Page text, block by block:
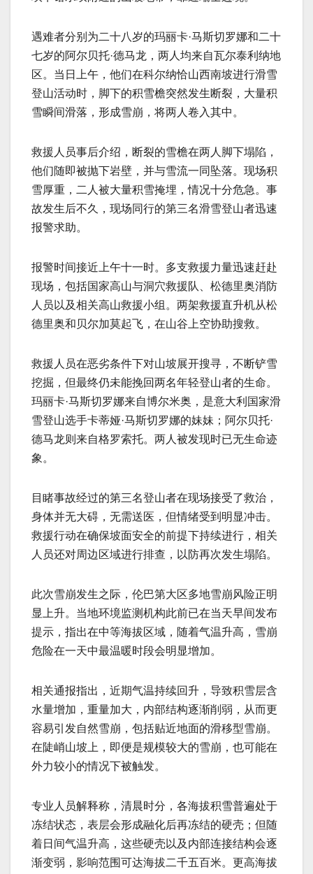
遇难者分别为二十八岁的玛丽卡·马斯切罗娜和二十
七岁的阿尔贝托·德马龙，两人均来自瓦尔泰利纳地
区。当日上午，他们在科尔纳恰山西南坡进行滑雪
登山活动时，脚下的积雪檐突然发生断裂，大量积
雪瞬间滑落，形成雪崩，将两人卷入其中。
救援人员事后介绍，断裂的雪檐在两人脚下塌陷，
他们随即被抛下岩壁，并与雪流一同坠落。现场积
雪厚重，二人被大量积雪掩埋，情况十分危急。事
故发生后不久，现场同行的第三名滑雪登山者迅速
报警求助。
报警时间接近上午十一时。多支救援力量迅速赶赴
现场，包括国家高山与洞穴救援队、松德里奥消防
人员以及相关高山救援小组。两架救援直升机从松
德里奥和贝尔加莫起飞，在山谷上空协助搜救。
救援人员在恶劣条件下对山坡展开搜寻，不断铲雪
挖掘，但最终仍未能挽回两名年轻登山者的生命。
玛丽卡·马斯切罗娜来自博尔米奥，是意大利国家滑
雪登山选手卡蒂娅·马斯切罗娜的妹妹；阿尔贝托·
德马龙则来自格罗索托。两人被发现时已无生命迹
象。
目睹事故经过的第三名登山者在现场接受了救治，
身体并无大碍，无需送医，但情绪受到明显冲击。
救援行动在确保坡面安全的前提下持续进行，相关
人员还对周边区域进行排查，以防再次发生塌陷。
此次雪崩发生之际，伦巴第大区多地雪崩风险正明
显上升。当地环境监测机构此前已在当天早间发布
提示，指出在中等海拔区域，随着气温升高，雪崩
危险在一天中最温暖时段会明显增加。
相关通报指出，近期气温持续回升，导致积雪层含
水量增加，重量加大，内部结构逐渐削弱，从而更
容易引发自然雪崩，包括贴近地面的滑移型雪崩。
在陡峭山坡上，即便是规模较大的雪崩，也可能在
外力较小的情况下被触发。
专业人员解释称，清晨时分，各海拔积雪普遍处于
冻结状态，表层会形成融化后再冻结的硬壳；但随
着日间气温升高，这些硬壳以及内部连接结构会逐
渐变弱，影响范围可达海拔二千五百米。更高海拔